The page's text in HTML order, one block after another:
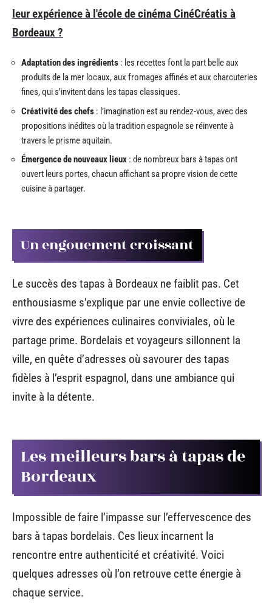
leur expérience à l'école de cinéma CinéCréatis à
Bordeaux ?
Adaptation des ingrédients : les recettes font la part belle aux
produits de la mer locaux, aux fromages affinés et aux charcuteries
fines, qui s’invitent dans les tapas classiques.
Créativité des chefs : l’imagination est au rendez-vous, avec des
propositions inédites où la tradition espagnole se réinvente à
travers le prisme aquitain.
Émergence de nouveaux lieux : de nombreux bars à tapas ont
ouvert leurs portes, chacun affichant sa propre vision de cette
cuisine à partager.
Un engouement croissant
Le succès des tapas à Bordeaux ne faiblit pas. Cet
enthousiasme s’explique par une envie collective de
vivre des expériences culinaires conviviales, où le
partage prime. Bordelais et voyageurs sillonnent la
ville, en quête d’adresses où savourer des tapas
fidèles à l’esprit espagnol, dans une ambiance qui
invite à la détente.
Les meilleurs bars à tapas de
Bordeaux
Impossible de faire l’impasse sur l’effervescence des
bars à tapas bordelais. Ces lieux incarnent la
rencontre entre authenticité et créativité. Voici
quelques adresses où l’on retrouve cette énergie à
chaque service.